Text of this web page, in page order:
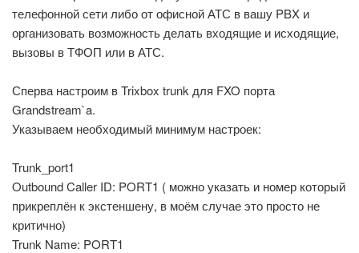
телефонной сети либо от офисной АТС в вашу PBX и
организовать возможность делать входящие и исходящие,
вызовы в ТФОП или в АТС.
Сперва настроим в Trixbox trunk для FXO порта
Grandstream`a.
Указываем необходимый минимум настроек:
Trunk_port1
Outbound Caller ID: PORT1 ( можно указать и номер который
прикреплён к экстеншену, в моём случае это просто не
критично)
Trunk Name: PORT1